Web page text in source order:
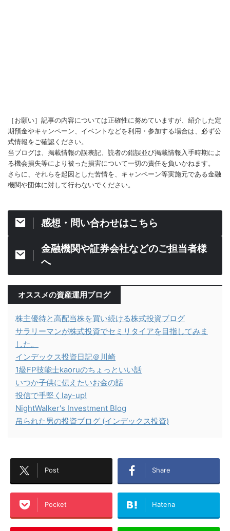
［お願い］記事の内容については正確性に努めていますが、紹介した定
期預金やキャンペーン、イベントなどを利用・参加する場合は、必ず公
式情報をご確認ください。
当ブログは、掲載情報の誤表記、読者の錯誤並び掲載情報入手時期によ
る機会損失等により被った損害について一切の責任を負いかねます。
さらに、それらを起因とした苦情を、キャンペーン等実施元である金融
機関や団体に対して行わないでください。
感想・問い合わせはこちら
金融機関や証券会社などのご担当者様
へ
オススメの資産運用ブログ
株主優待と高配当株を買い続ける株式投資ブログ
サラリーマンが株式投資でセミリタイアを目指してみま
した。
インデックス投資日記＠川崎
1級FP技能士kaoruのちょっといい話
いつか子供に伝えたいお金の話
投信で手堅くlay-up!
NightWalker's Investment Blog
吊られた男の投資ブログ (インデックス投資)
Post Share
Pocket Hatena